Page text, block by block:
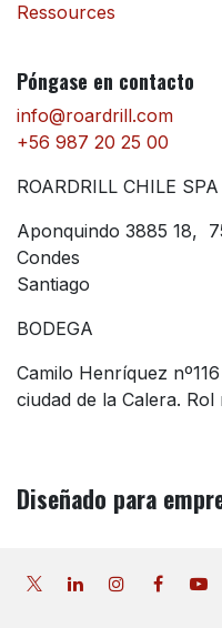
Ressources
Póngase en contacto
info@roardrill.com
+56 987 20 25 00
ROARDRILL CHILE SPA
Aponquindo 3885 18,
Condes
Santiago
BODEGA
Camilo Henríquez
ciudad de la Calera. Rol
Diseñado para